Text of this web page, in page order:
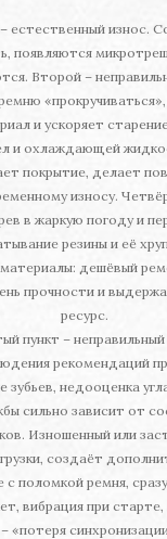
естественный износ.
появляются
Второй –
и ускоряет
и охлаждающей
покрытие, делает
износу.
в жаркую погоду и
резины и её
материалы: дешёвый
прочности и
ресурс.
пункт –
рекомендаций
зубьев, недооценка
сильно зависит от
Изношенный или
создаёт
с поломкой ремня,
вибрация при
«потеря